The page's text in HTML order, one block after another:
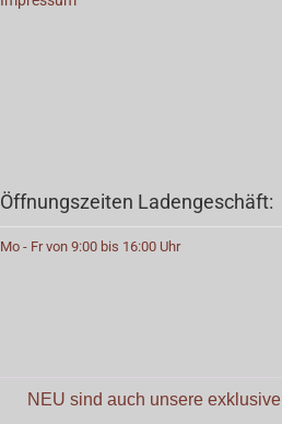
Öffnungszeiten Ladengeschäft:
Mo - Fr von 9:00 bis 16:00 Uhr
NEU sind auch unsere